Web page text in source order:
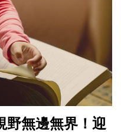
野無邊無界！迎